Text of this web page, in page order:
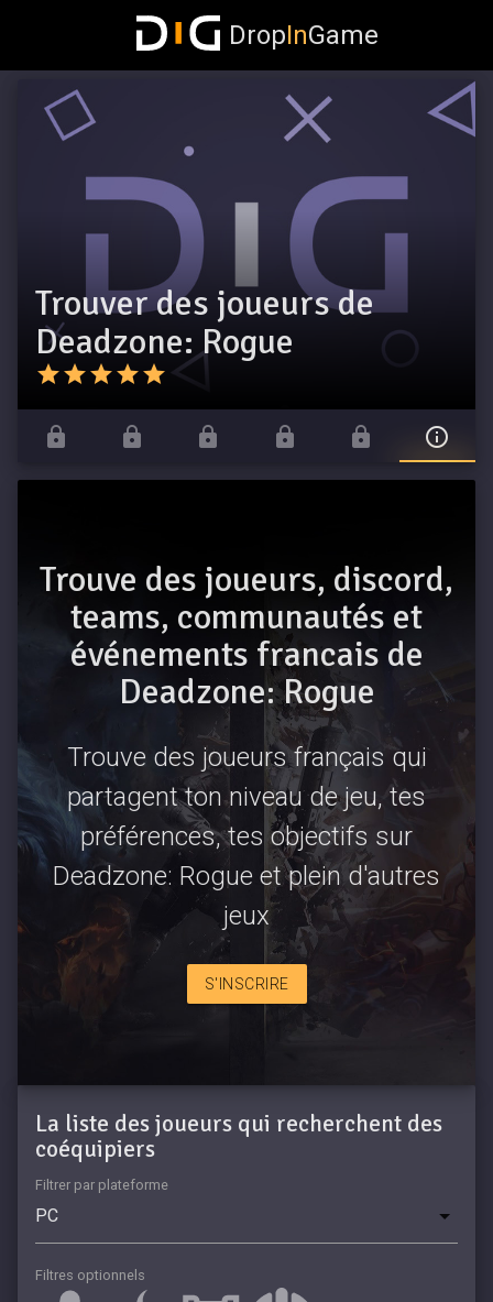
DropInGame
Trouver des joueurs de
Deadzone: Rogue
Trouve des joueurs, discord,
teams, communautés et
événements francais de
Deadzone: Rogue
Trouve des joueurs français qui
partagent ton niveau de jeu, tes
préférences, tes objectifs sur
Deadzone: Rogue et plein d'autres
jeux
S'INSCRIRE
La liste des joueurs qui recherchent des
coéquipiers
Filtrer par plateforme
Filtres optionnels